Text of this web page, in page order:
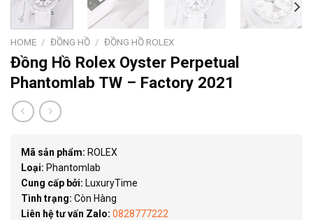
HOME / ĐỒNG HỒ / ĐỒNG HỒ ROLEX
Đồng Hồ Rolex Oyster Perpetual
Phantomlab TW – Factory 2021
Mã sản phẩm: ROLEX
Loại: Phantomlab
Cung cấp bởi: LuxuryTime
Tình trạng: Còn Hàng
Liên hệ tư vấn Zalo: 0828777222